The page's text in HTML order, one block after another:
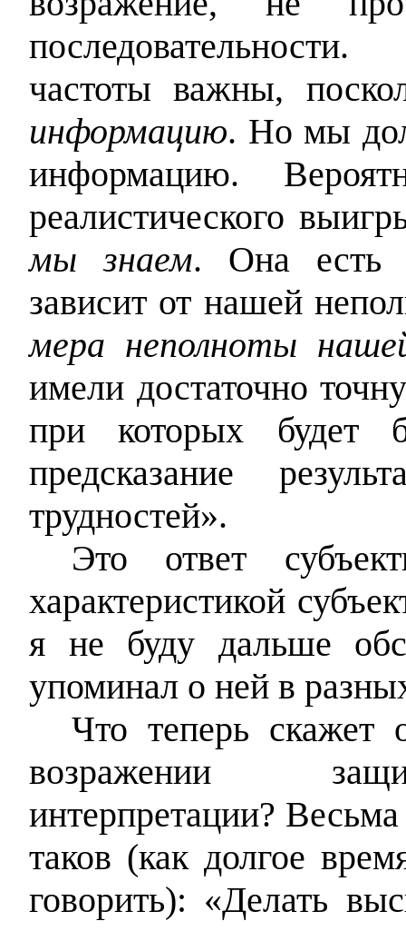
частоты важны,
информацию. Но мы
информацию.
реалистического
мы знаем. Она есть
зависит от нашей
мера неполноты
имели достаточно
при которых будет
предсказание
трудностей».
Это ответ
характеристикой
я не буду дальше
упоминал о ней в
Что теперь скажет
возражении
интерпретации? Весьма
таков (как долгое
говорить): «Делать